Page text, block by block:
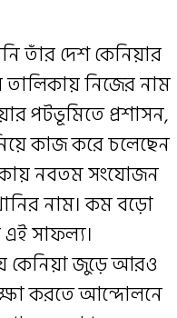
তাঁর দেশ কেনিয়ার
তালিকায় নিজের নাম
পটভূমিতে প্রশাসন,
কাজ করে চলেছেন
নবতম সংযোজন
নাম। কম বড়ো
সাফল্য।
কেনিয়া জুড়ে আরও
করতে আন্দোলনে